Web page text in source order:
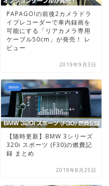
PAPAGO!の前後2カメラドラ
イブレコーダーで車内録画を
可能にする「リアカメラ専用
ケーブル50cm」が発売！ レ
ビュー
2019年9月3日
BMW
【随時更新】BMW 3シリーズ
320i スポーツ (F30)の燃費記
録 まとめ
2019年8月25日